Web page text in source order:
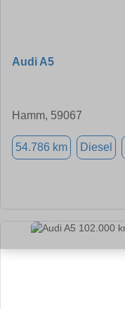
Audi A5
Hamm, 59067
54.786 km Diesel